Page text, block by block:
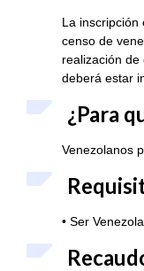
La inscripción
censo de
realización
deberá estar
¿Para
Venezolanos
• Ser